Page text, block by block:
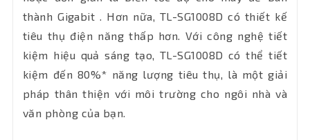
thành Gigabit . Hơn nữa, TL-SG1008D có thiết kế
tiêu thụ điện năng thấp hơn. Với công nghệ tiết
kiệm hiệu quả sáng tạo, TL-SG1008D có thể tiết
kiệm đến 80%* năng lượng tiêu thụ, là một giải
pháp thân thiện với môi trường cho ngôi nhà và
văn phòng của bạn.